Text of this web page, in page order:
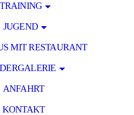
TRAINING
JUGEND
MIT RESTAURANT
ANFAHRT
KONTAKT